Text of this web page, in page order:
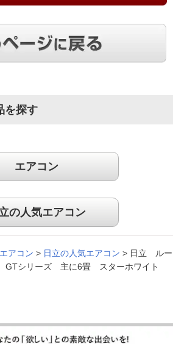
になり、クリーニングを依頼したら、
使用しない際は、ボタンを押す回数が
たくさん！
ました。いい機能がたくさん付いてい
ンが気に入りました
簡単なエアコンだと思いました。
を探す
エアコン
の人気エアコン
エアコン > 日立の人気エアコン > 日立 ルー
GTシリーズ 主に6畳 スターホワイト